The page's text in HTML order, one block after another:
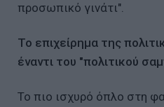
προσωπικό γινάτι".
Το επιχείρημα της
έναντι του "πολιτικού
Το πιο ισχυρό όπλο στη